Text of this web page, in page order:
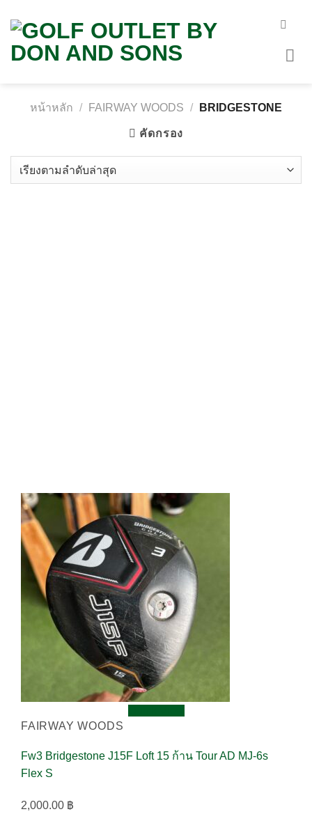
content
หน้าหลัก / FAIRWAY WOODS / BRIDGESTONE
คัดกรอง
FAIRWAY WOODS
Fw3 Bridgestone J15F Loft 15 ก้าน Tour AD MJ-6s
Flex S
2,000.00 ฿